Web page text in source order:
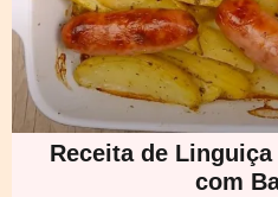
Receita de
com